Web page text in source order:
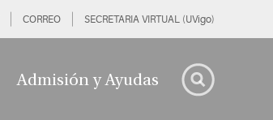
CORREO SECRETARIA VIRTUAL (UVigo)
Admisión y Ayudas